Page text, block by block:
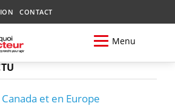
CONTACT
Menu
et en Europe